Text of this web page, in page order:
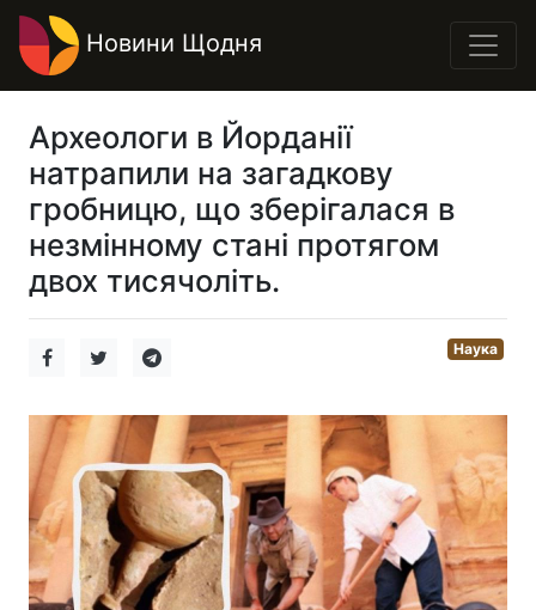
Новини Щодня
Археологи в Йорданії
натрапили на загадкову
гробницю, що зберігалася в
незмінному стані протягом
двох тисячоліть.
Наука